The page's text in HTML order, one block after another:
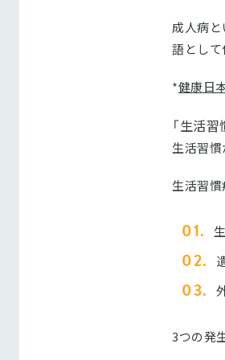
成人病と
語として
*健康日
「生活
生活習慣
生活習慣
3つの発